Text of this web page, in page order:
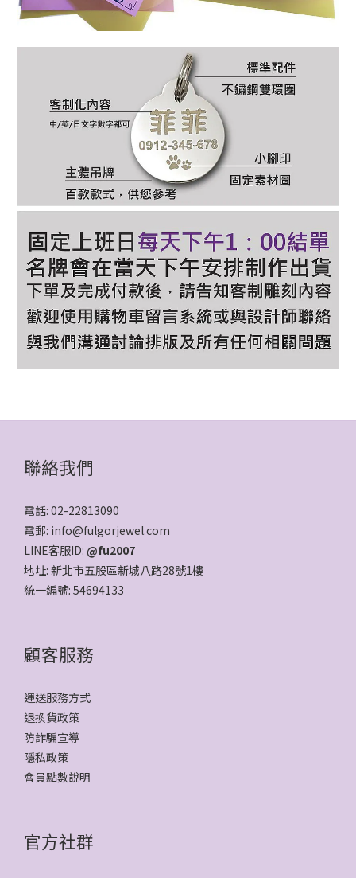
聯絡我們
電話: 02-22813090
電郵: info@fulgorjewel.com
LINE客服ID: @fu2007
地址: 新北市五股區新城八路28號1樓
統一編號: 54694133
顧客服務
運送服務方式
退換貨政策
防詐騙宣導
隱私政策
會員點數說明
官方社群